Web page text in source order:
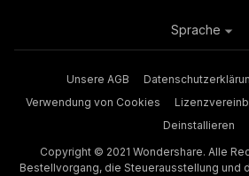
Unsere AGB
Verwendung von Cookies
Deinstallieren
Copyright © 2021 Wondershare. Alle
Bestellvorgang, die Steuerausstellung und
Sprache